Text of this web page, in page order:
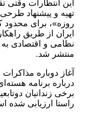
این انتظارات وقتی
روزه»، برای
ایران از طریق
نظامی و اقتصادی
منتشر شد.
آغاز دوباره
درباره برنامه‌
برخی زندانیان
راستا ارزیابی شده